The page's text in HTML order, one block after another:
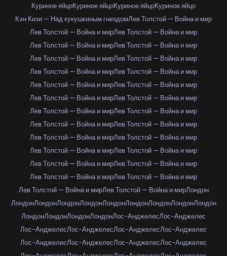
Куриное яйцоКуриное яйцоКуриное яйцоКуриное яйцо
Кэн Кизи — Над кукушкиным гнездомЛев Толстой — Война и мир
Лев Толстой — Война и мирЛев Толстой — Война и мир
Лев Толстой — Война и мирЛев Толстой — Война и мир
Лев Толстой — Война и мирЛев Толстой — Война и мир
Лев Толстой — Война и мирЛев Толстой — Война и мир
Лев Толстой — Война и мирЛев Толстой — Война и мир
Лев Толстой — Война и мирЛев Толстой — Война и мир
Лев Толстой — Война и мирЛев Толстой — Война и мир
Лев Толстой — Война и мирЛев Толстой — Война и мир
Лев Толстой — Война и мирЛев Толстой — Война и мир
Лев Толстой — Война и мирЛев Толстой — Война и мир
Лев Толстой — Война и мирЛев Толстой — Война и мир
Лев Толстой — Война и мирЛев Толстой — Война и мир
Лев Толстой — Война и мирЛев Толстой — Война и мирЛондон
ЛондонЛондонЛондонЛондонЛондонЛондонЛондонЛондонЛондон
ЛондонЛондонЛондонЛондонЛос-АнджелесЛос-Анджелес
Лос-АнджелесЛос-АнджелесЛос-АнджелесЛос-Анджелес
Лос-АнджелесЛос-АнджелесЛос-АнджелесЛос-Анджелес